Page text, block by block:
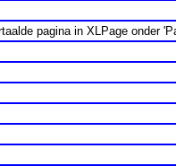
pagina in XLPage onder